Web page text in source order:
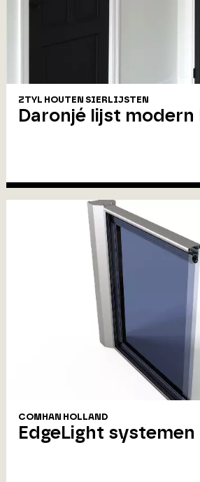
ZTYL HOUTEN SIERLIJSTEN
Daronjé lijst modern
COMHAN HOLLAND
EdgeLight systemen